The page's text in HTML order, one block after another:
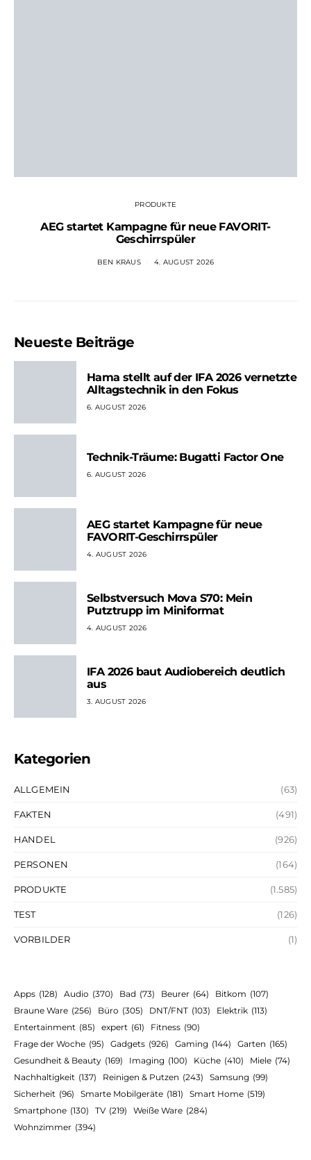
PRODUKTE
AEG startet Kampagne für neue FAVORIT-
Geschirrspüler
BEN KRAUS 4. AUGUST 2026
Neueste Beiträge
Hama stellt auf der IFA 2026 vernetzte
Alltagstechnik in den Fokus
6. AUGUST 2026
Technik-Träume: Bugatti Factor One
6. AUGUST 2026
AEG startet Kampagne für neue
FAVORIT-Geschirrspüler
4. AUGUST 2026
Selbstversuch Mova S70: Mein
Putztrupp im Miniformat
4. AUGUST 2026
IFA 2026 baut Audiobereich deutlich
aus
3. AUGUST 2026
Kategorien
ALLGEMEIN (63)
FAKTEN (491)
HANDEL (926)
PERSONEN (164)
PRODUKTE (1.585)
TEST (126)
VORBILDER (1)
Apps (128) Audio (370) Bad (73) Beurer (64) Bitkom (107)
Braune Ware (256) Büro (305) DNT/FNT (103) Elektrik (113)
Entertainment (85) expert (61) Fitness (90)
Frage der Woche (95) Gadgets (926) Gaming (144) Garten (165)
Gesundheit & Beauty (169) Imaging (100) Küche (410) Miele (74)
Nachhaltigkeit (137) Reinigen & Putzen (243) Samsung (99)
Sicherheit (96) Smarte Mobilgeräte (181) Smart Home (519)
Smartphone (130) TV (219) Weiße Ware (284)
Wohnzimmer (394)